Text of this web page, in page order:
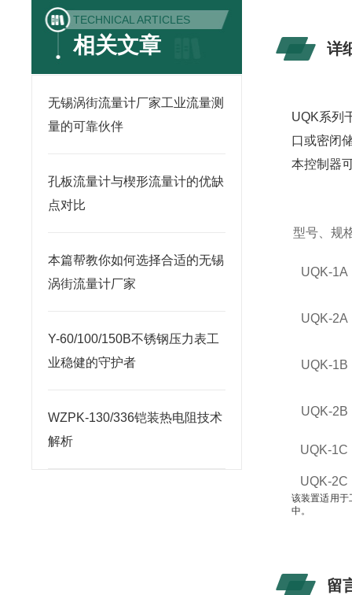
TECHNICAL ARTICLES
相关文章
无锡涡街流量计厂家工业流量测
量的可靠伙伴
孔板流量计与楔形流量计的优缺
点对比
本篇帮教你如何选择合适的无锡
涡街流量计厂家
Y-60/100/150B不锈钢压力表工
业稳健的守护者
WZPK-130/336铠装热电阻技术
解析
详
UQK系列
口或密闭
本控制器
型号、规
UQK-1A
UQK-2A
UQK-1B
UQK-2B
UQK-1C
UQK-2C
该装置适用于
中。
留